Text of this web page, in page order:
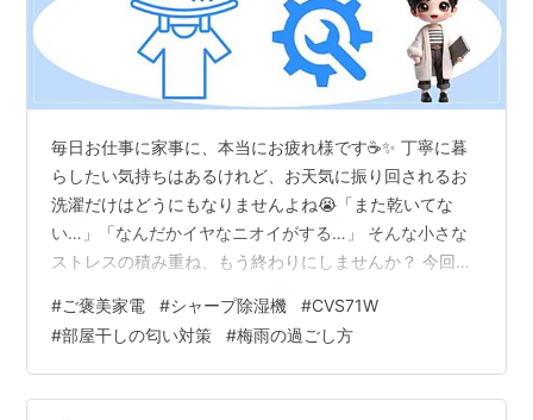
毎日お仕事に家事に、本当にお疲れ様です☕️✨ 丁寧に暮
らしたい気持ちはあるけれど、お天気に振り回されるお
洗濯だけはどうにもなりませんよね😭「また乾いてな
い…」「なんだかイヤなニオイがする…」 そんな小さな
ストレスの積み重ね、もう終わりにしませんか？ 今回
間」をプレゼントしてくれる魔法のアイテムをご紹介し
ます💖 pro-kaden-guide.com 部屋干し臭とお別れする
魔法のアイテム✨ それが、シャープの衣類乾燥除湿機
「CV-S71-W」です✨ ただ乾かすだけじゃないんです！
#ご褒美家電 #シャープ除湿機 #CVS71W
#部屋干しの匂い対策 #梅雨の過ごし方